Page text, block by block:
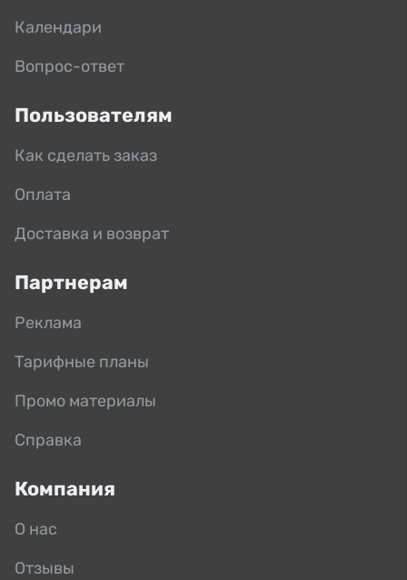
Календари
Вопрос-ответ
Пользователям
Как сделать заказ
Оплата
Доставка и возврат
Партнерам
Реклама
Тарифные планы
Промо материалы
Справка
Компания
О нас
Отзывы